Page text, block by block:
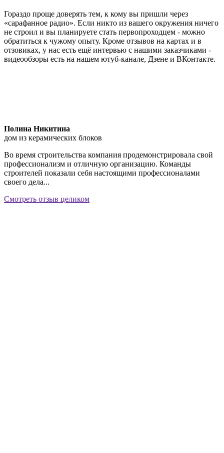
Гораздо проще доверять тем, к кому вы пришли через
«сарафанное радио». Если никто из вашего окружения ничего
не строил и вы планируете стать первопроходцем - можно
обратиться к чужому опыту. Кроме отзывов на картах и в
отзовиках, у нас есть ещё интервью с нашими заказчиками -
видеообзоры есть на нашем ютуб-канале, Дзене и ВКонтакте.
Полина Никитина
дом из керамических блоков
Во время строительства компания продемонстрировала свой
профессионализм и отличную организацию. Команды
строителей показали себя настоящими профессионалами
своего дела...
Смотреть отзыв целиком